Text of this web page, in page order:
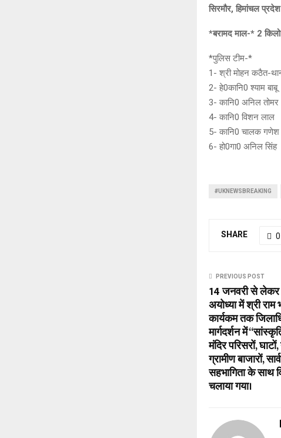
सिरमौर, हिमांचल
*बरामद माल-* 2
*पुलिस टीम-*
1- श्री मोहन कठैत-
2- हे0कानि0 श्याम बाबू
3- कानि0 अनिल तोमर
4- कानि0 विशन लाल
5- कानि0 चालक गणेश
6- हो0गा0 अनिल सिंह
#UKNEWSBREAKING
SHARE 0
PREVIOUS POST
14 जनवरी से लेकर
अयोध्या में श्री राम
कार्यकम तक
मार्गदर्शन में
मंदिर परिसरों,
ग्रामीण बाजारों,
सहभागिता के साथ
चलाया गया।